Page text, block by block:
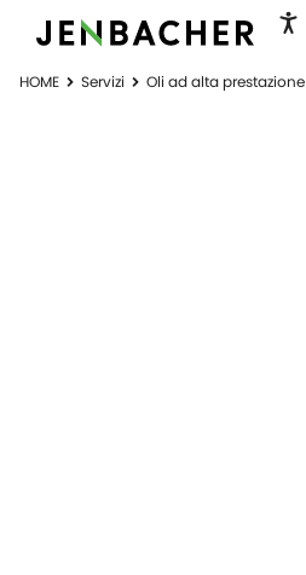
HOME Servizi Oli ad alta prestazione